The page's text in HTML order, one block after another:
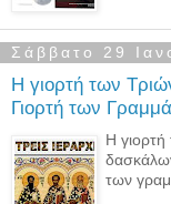
Σάββατο 29
Η γιορτή των
Γιορτή των
Η
των